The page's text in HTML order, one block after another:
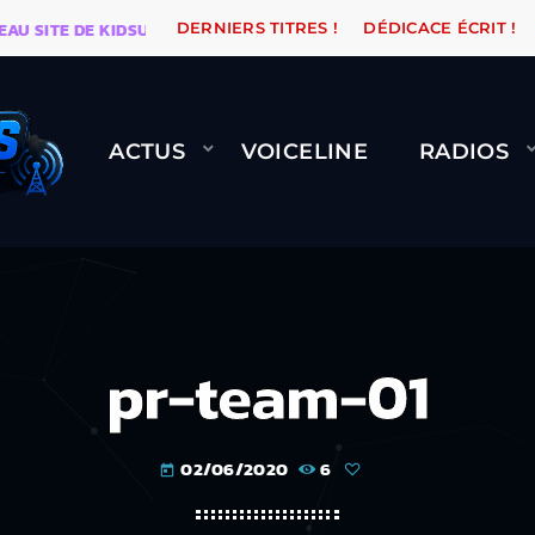
DE KIDSUNE WARÉTRO ORANGE ROAD QUI
DERNIERS TITRES ! DÉDICACE ÉCRIT !
ACTUS VOICELINE RADIOS
pr-team-01
today 02/06/2020 6